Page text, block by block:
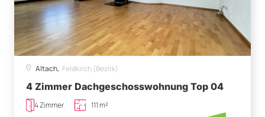
Altach, Feldkirch (Bezirk)
4 Zimmer Dachgeschosswohnung Top 04
4 Zimmer 111 m²